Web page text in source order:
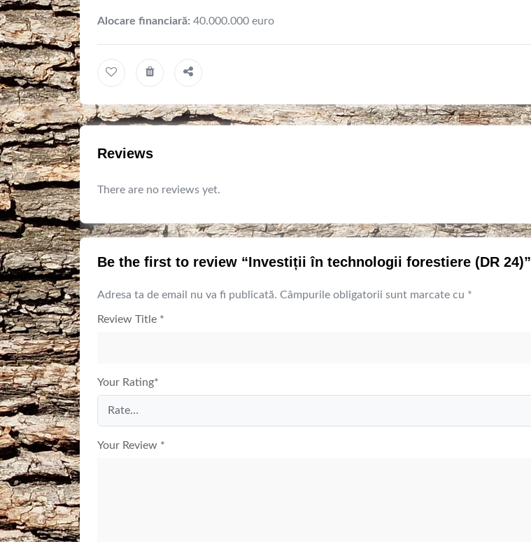
Alocare financiară: 40.000.000 euro
Reviews
There are no reviews yet.
Be the first to review “Investiții în technologii forestiere (DR 24)”
Adresa ta de email nu va fi publicată. Câmpurile obligatorii sunt marcate cu *
Review Title *
Your Rating*
Your Review *